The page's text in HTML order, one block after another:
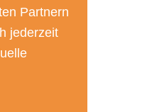
Partnern
jederzeit